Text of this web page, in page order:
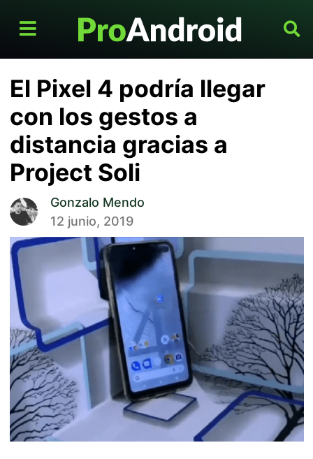
El Pixel 4 podría llegar
con los gestos a
distancia gracias a
Project Soli
Gonzalo Mendo
12 junio, 2019